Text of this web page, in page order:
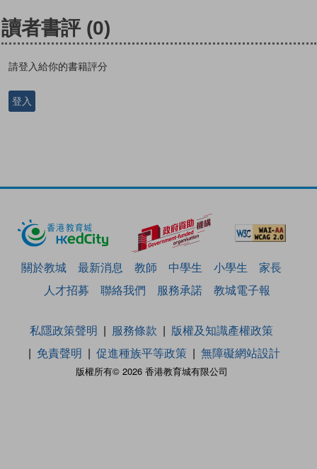
讀者書評 (0)
請登入給你的書籍評分
登入
關於教城 最新消息 教師 中學生 小學生
家長
人才招募
聯絡我們 服務承諾 教城電子報
版權所有© 2026 香港教育城有限公司
私隱政策聲明 服務條款
版權及知識產權政策
免責聲明
促進種族平等政策 無障礙網站設計